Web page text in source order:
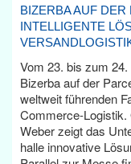
BIZERBA AUF
INTELLIGENTE
Vom 23. bis zum
Bizerba auf der
weltweit führenden
Commerce-
Weber zeigt das
halle innovative